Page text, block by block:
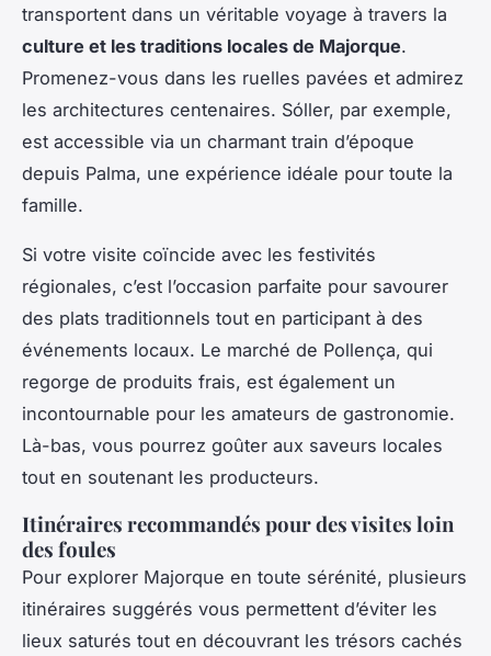
transportent dans un véritable voyage à travers la
culture et les traditions locales de Majorque.
Promenez-vous dans les ruelles pavées et admirez
les architectures centenaires. Sóller, par exemple,
est accessible via un charmant train d’époque
depuis Palma, une expérience idéale pour toute la
famille.
Si votre visite coïncide avec les festivités
régionales, c’est l’occasion parfaite pour savourer
des plats traditionnels tout en participant à des
événements locaux. Le marché de Pollença, qui
regorge de produits frais, est également un
incontournable pour les amateurs de gastronomie.
Là-bas, vous pourrez goûter aux saveurs locales
tout en soutenant les producteurs.
Itinéraires recommandés pour des visites loin
des foules
Pour explorer Majorque en toute sérénité, plusieurs
itinéraires suggérés vous permettent d’éviter les
lieux saturés tout en découvrant les trésors cachés